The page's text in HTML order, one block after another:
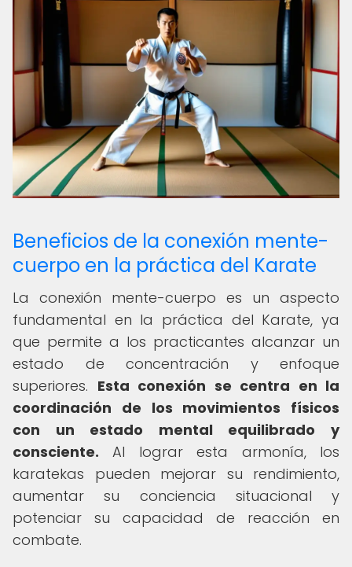
Beneficios de la conexión mente-
cuerpo en la práctica del Karate
La conexión mente-cuerpo es un aspecto
fundamental en la práctica del Karate, ya
que permite a los practicantes alcanzar un
estado de concentración y enfoque
superiores. Esta conexión se centra en la
coordinación de los movimientos físicos
con un estado mental equilibrado y
consciente. Al lograr esta armonía, los
karatekas pueden mejorar su rendimiento,
aumentar su conciencia situacional y
potenciar su capacidad de reacción en
combate.